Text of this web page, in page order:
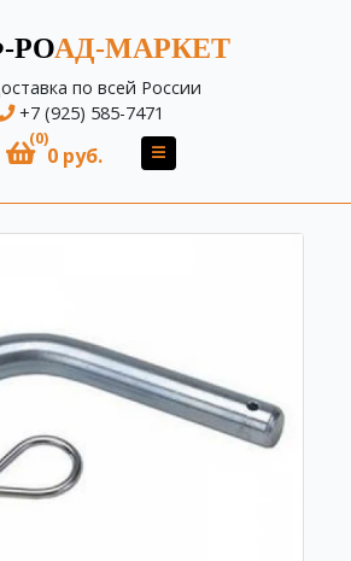
РОАД-МАРКЕТ
по всей России
+7 (925) 585-7471
(0)
0 руб.